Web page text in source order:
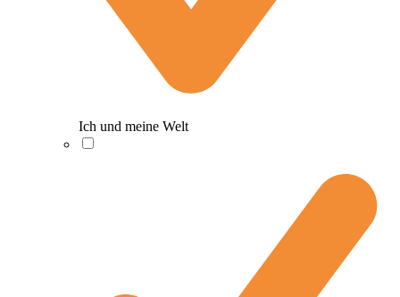
Ich und meine Welt